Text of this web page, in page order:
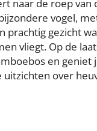
naar de roep van
vogel,
prachtig gezicht
vliegt. Op de
en geniet
uitzichten over